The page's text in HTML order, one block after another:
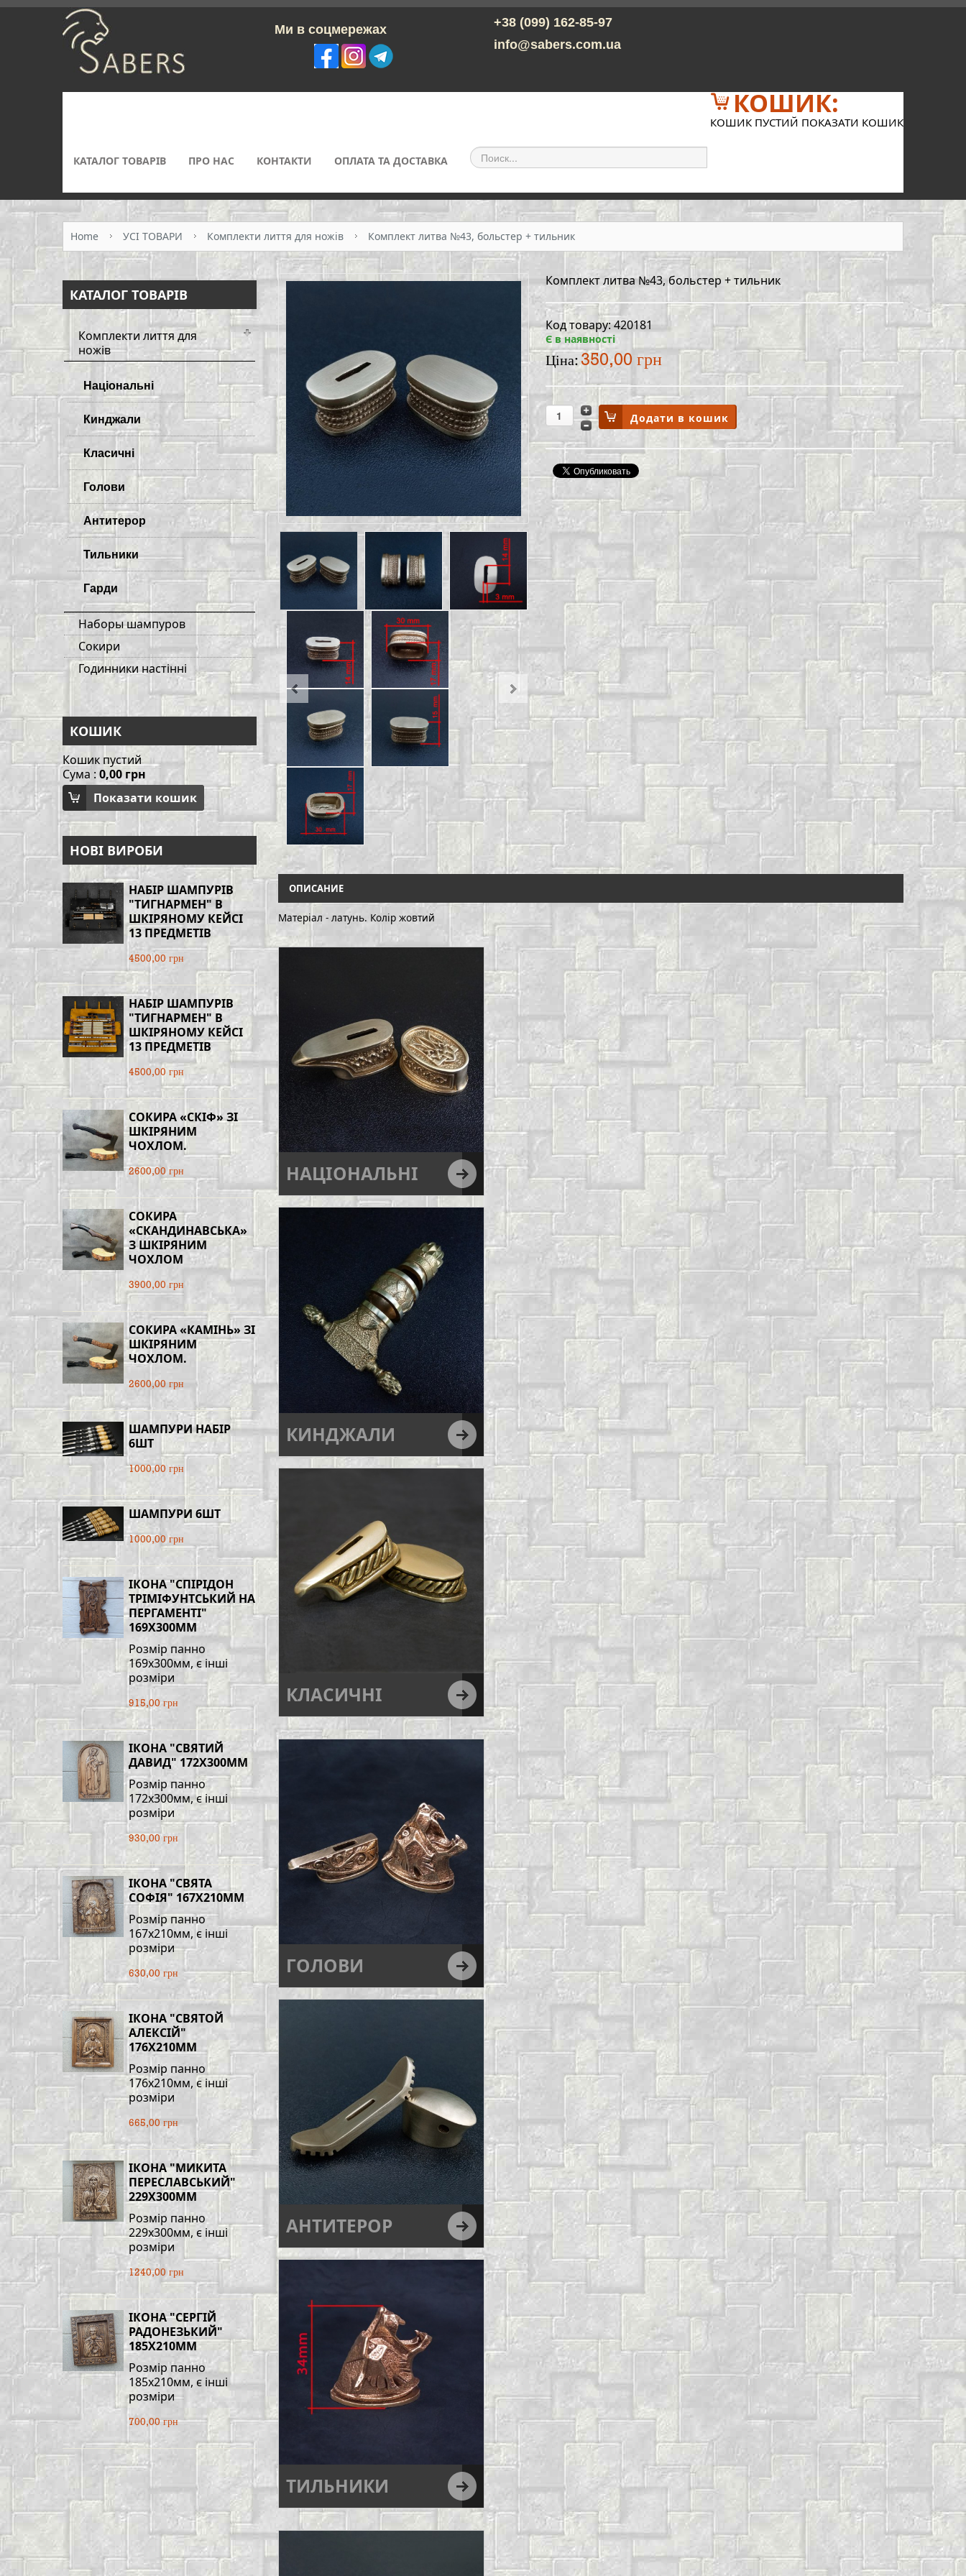
Ми в соцмережах
+38 (099) 162-85-97
info@sabers.com.ua
КОШИК:
КОШИК ПУСТИЙ ПОКАЗАТИ КОШИК
КАТАЛОГ ТОВАРІВ ПРО НАС КОНТАКТИ ОПЛАТА ТА ДОСТАВКА
Home УСІ ТОВАРИ Комплекти лиття для ножів Комплект литва №43, больстер + тильник
КАТАЛОГ ТОВАРІВ
Комплекти лиття для
ножів
Національні
Кинджали
Класичні
Голови
Антитерор
Тильники
Гарди
Наборы шампуров
Сокири
Годинники настінні
КОШИК
Кошик пустий
Сума : 0,00 грн
Показати кошик
НОВІ ВИРОБИ
НАБІР ШАМПУРІВ
"ТИГНАРМЕН" В
ШКІРЯНОМУ КЕЙСІ
13 ПРЕДМЕТІВ
4500,00 грн
НАБІР ШАМПУРІВ
"ТИГНАРМЕН" В
ШКІРЯНОМУ КЕЙСІ
13 ПРЕДМЕТІВ
4500,00 грн
СОКИРА «СКІФ» ЗІ
ШКІРЯНИМ
ЧОХЛОМ.
2600,00 грн
СОКИРА
«СКАНДИНАВСЬКА»
З ШКІРЯНИМ
ЧОХЛОМ
3900,00 грн
СОКИРА «КАМІНЬ» ЗІ
ШКІРЯНИМ
ЧОХЛОМ.
2600,00 грн
ШАМПУРИ НАБІР
6ШТ
1000,00 грн
ШАМПУРИ 6ШТ
1000,00 грн
ІКОНА "СПІРІДОН
ТРІМІФУНТСЬКИЙ НА
ПЕРГАМЕНТІ"
169Х300ММ
Розмір панно
169х300мм, є інші
розміри
915,00 грн
ІКОНА "СВЯТИЙ
ДАВИД" 172Х300ММ
Розмір панно
172х300мм, є інші
розміри
930,00 грн
ІКОНА "СВЯТА
СОФІЯ" 167Х210ММ
Розмір панно
167х210мм, є інші
розміри
630,00 грн
ІКОНА "СВЯТОЙ
АЛЕКСІЙ"
176Х210ММ
Розмір панно
176х210мм, є інші
розміри
665,00 грн
ІКОНА "МИКИТА
ПЕРЕСЛАВСЬКИЙ"
229Х300ММ
Розмір панно
229х300мм, є інші
розміри
1240,00 грн
ІКОНА "СЕРГІЙ
РАДОНЕЗЬКИЙ"
185Х210ММ
Розмір панно
185х210мм, є інші
розміри
700,00 грн
Комплект литва №43, больстер + тильник
Код товару: 420181
Є в наявності
Ціна:350,00 грн
ОПИСАНИЕ
Матеріал - латунь. Колір жовтий
НАЦІОНАЛЬНІ
КИНДЖАЛИ
КЛАСИЧНІ
ГОЛОВИ
АНТИТЕРОР
ТИЛЬНИКИ